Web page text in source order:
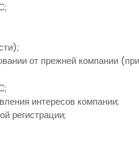
от прежней компании
интересов компании;
регистрации;